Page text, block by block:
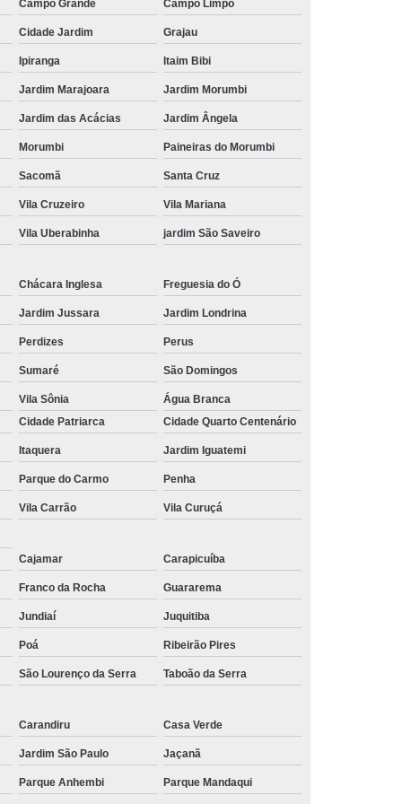
Campo Grande Campo Limpo
Cidade Jardim Grajau
Ipiranga Itaim Bibi
Jardim Marajoara Jardim Morumbi
Jardim das Acácias Jardim Ângela
Morumbi Paineiras do Morumbi
Sacomã Santa Cruz
Vila Cruzeiro Vila Mariana
Vila Uberabinha jardim São Saveiro
Chácara Inglesa Freguesia do Ó
Jardim Jussara Jardim Londrina
Perdizes Perus
Sumaré São Domingos
Vila Sônia
Água Branca
Cidade Patriarca Cidade Quarto Centenário
Itaquera Jardim Iguatemi
Parque do Carmo Penha
Vila Carrão Vila Curuçá
Cajamar Carapicuíba
Franco da Rocha Guararema
Jundiaí Juquitiba
Poá Ribeirão Pires
São Lourenço da Serra Taboão da Serra
Carandiru Casa Verde
Jardim São Paulo Jaçanã
Parque Anhembi Parque Mandaqui